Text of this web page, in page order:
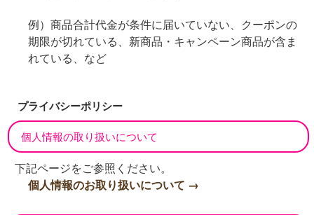
例）商品合計代金が条件に届いていない、クーポンの
期限が切れている、新商品・キャンペーン商品が含ま
れている、など
プライバシーポリシー
個人情報の取り扱いについて
下記ページをご参照ください。
個人情報のお取り扱いについて →